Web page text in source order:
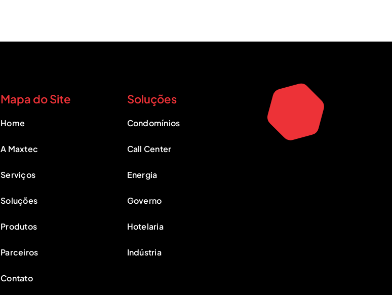
Mapa do Site
Home
A Maxtec
Serviços
Soluções
Produtos
Parceiros
Contato
Soluções
Condomínios
Call Center
Energia
Governo
Hotelaria
Indústria